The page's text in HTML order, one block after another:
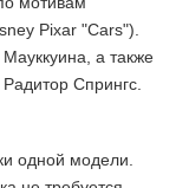
Pixar "Cars").
а также
Спрингс.
одной модели.